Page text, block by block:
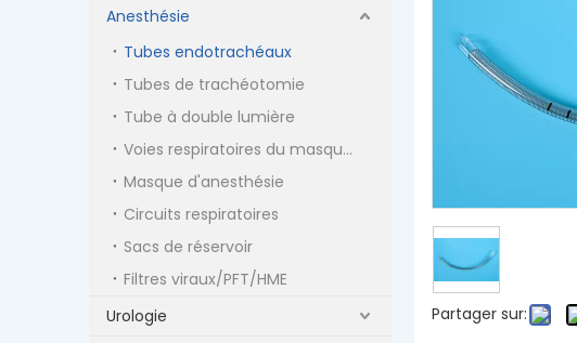
Anesthésie
Tubes endotrachéaux
Tubes de trachéotomie
Tube à double lumière
Voies respiratoires du masque laryngé
Masque d'anesthésie
Circuits respiratoires
Sacs de réservoir
Filtres viraux/PFT/HME
Urologie
Partager sur: